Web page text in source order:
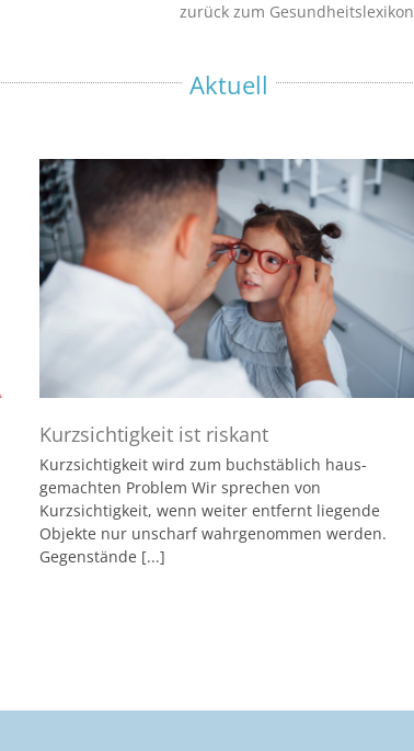
zurück zum Gesundheitslexikon
Aktuell
Kurzsichtigkeit ist riskant
Kurzsichtigkeit wird zum buchstäblich haus-
gemachten Problem Wir sprechen von
Kurzsichtigkeit, wenn weiter entfernt liegende
Objekte nur unscharf wahrgenommen werden.
Gegenstände [...]